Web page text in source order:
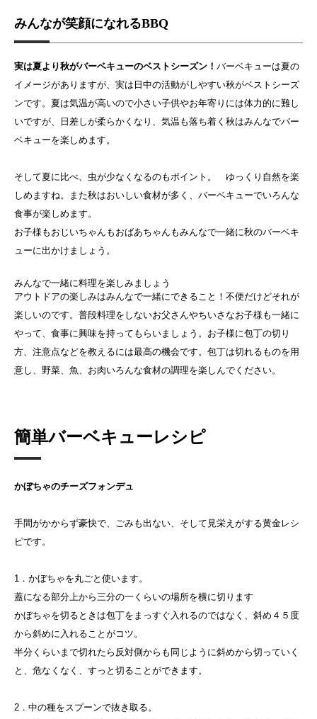
みんなが笑顔になれるBBQ
実は夏より秋がバーベキューのベストシーズン！ バーベキューは夏の
イメージがありますが、実は日中の活動がしやすい秋がベストシーズ
ンです。夏は気温が高いので小さい子供やお年寄りには体力的に難し
いですが、日差しが柔らかくなり、気温も落ち着く秋はみんなでバー
ベキューを楽しめます。
そして夏に比べ、虫が少なくなるのもポイント。 ゆっくり自然を楽
しめますね。また秋はおいしい食材が多く、バーベキューでいろんな
食事が楽しめます。
お子様もおじいちゃんもおばあちゃんもみんなで一緒に秋のバーベキ
ューに出かけましょう。
みんなで一緒に料理を楽しみましょう
アウトドアの楽しみはみんなで一緒にできること！不便だけどそれが
楽しいのです。普段料理をしないお父さんやちいさなお子様も一緒に
やって、食事に興味を持ってもらいましょう。お子様に包丁の切り
方、注意点などを教えるには最高の機会です。包丁は切れるものを用
意し、野菜、魚、お肉いろんな食材の調理を楽しんでください。
簡単バーベキューレシピ
かぼちゃのチーズフォンデュ
手間がかからず豪快で、ごみも出ない、そして見栄えがする黄金レシ
ピです。
1．かぼちゃを丸ごと使います。
蓋になる部分上から三分の一くらいの場所を横に切ります
かぼちゃを切るときは包丁をまっすぐ入れるのではなく、斜め４５度
から斜めに入れることがコツ。
半分くらいまで切れたら反対側からも同じように斜めから切っていく
と、危なくなく、すっと切ることができます。
2．中の種をスプーンで抜き取る。